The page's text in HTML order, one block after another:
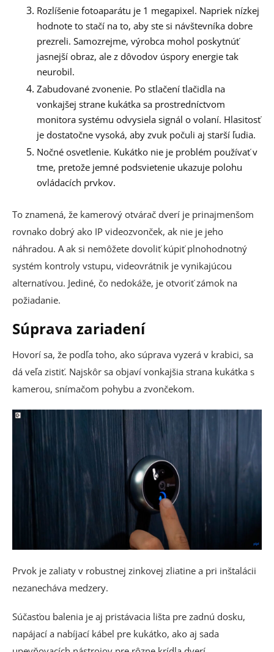
Rozlíšenie fotoaparátu je 1 megapixel. Napriek nízkej
hodnote to stačí na to, aby ste si návštevníka dobre
prezreli. Samozrejme, výrobca mohol poskytnúť
jasnejší obraz, ale z dôvodov úspory energie tak
neurobil.
Zabudované zvonenie. Po stlačení tlačidla na
vonkajšej strane kukátka sa prostredníctvom
monitora systému odvysiela signál o volaní. Hlasitosť
je dostatočne vysoká, aby zvuk počuli aj starší ľudia.
Nočné osvetlenie. Kukátko nie je problém používať v
tme, pretože jemné podsvietenie ukazuje polohu
ovládacích prvkov.
To znamená, že kamerový otvárač dverí je prinajmenšom
rovnako dobrý ako IP videozvonček, ak nie je jeho
náhradou. A ak si nemôžete dovoliť kúpiť plnohodnotný
systém kontroly vstupu, videovrátnik je vynikajúcou
alternatívou. Jediné, čo nedokáže, je otvoriť zámok na
požiadanie.
Súprava zariadení
Hovorí sa, že podľa toho, ako súprava vyzerá v krabici, sa
dá veľa zistiť. Najskôr sa objaví vonkajšia strana kukátka s
kamerou, snímačom pohybu a zvončekom.
Prvok je zaliaty v robustnej zinkovej zliatine a pri inštalácii
nezanecháva medzery.
Súčasťou balenia je aj pristávacia lišta pre zadnú dosku,
napájací a nabíjací kábel pre kukátko, ako aj sada